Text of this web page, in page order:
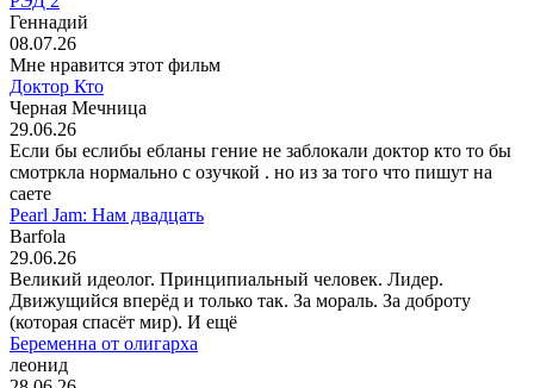
Геннадий
08.07.26
Мне нравится этот фильм
Доктор Кто
Черная Мечница
29.06.26
Если бы еслибы ебланы гение не заблокали доктор кто то бы
смотркла нормально с озучкой . но из за того что пишут на
саете
Pearl Jam: Нам двадцать
Barfola
29.06.26
Великий идеолог. Принципиальный человек. Лидер.
Движущийся вперёд и только так. За мораль. За доброту
(которая спасёт мир). И ещё
Беременна от олигарха
леонид